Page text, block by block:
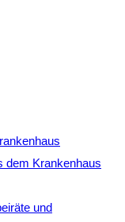
dem Krankenhaus
und